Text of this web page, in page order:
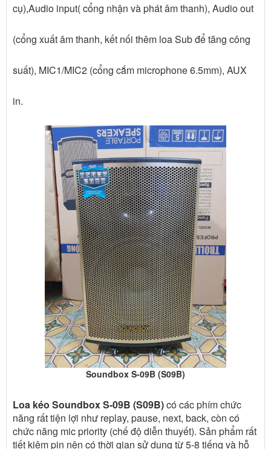
cụ),Audio input( cổng nhận và phát âm thanh), Audio out
(cổng xuất âm thanh, kết nối thêm loa Sub để tăng công
suất), MIC1/MIC2 (cổng cắm microphone 6.5mm), AUX
in.
Soundbox S-09B (S09B)
Loa kéo Soundbox S-09B (S09B)có các phím chức
năng rất tiện lợi như replay, pause, next, back, còn có
chức năng mic priority (chế độ diễn thuyết). Sản phẩm rất
tiết kiệm pin nên có thời gian sử dụng từ 5-8 tiếng và hỗ